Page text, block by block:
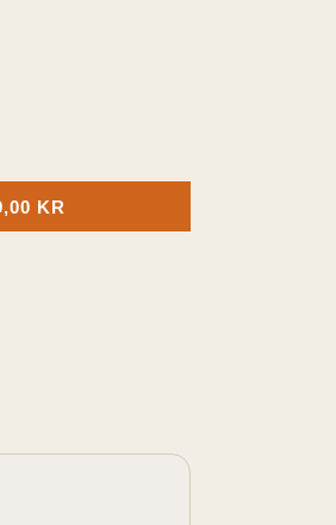
KR